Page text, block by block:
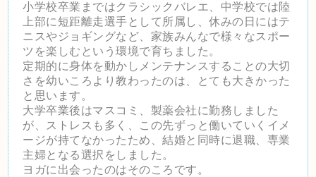
小学校卒業まではクラシックバレエ、 中学校では陸
上部に短距離走選手として所属し、休みの日にはテ
ニスやジョギングなど、 家族みんなで様々なスポー
ツを楽しむという環境で育ちました。
定期的に身体を動かしメンテナンスすることの大切
さを幼いころよ り教わったのは、とても大きかった
と思います。
大学卒業後はマスコミ、製薬会社に勤務しました
が、
ストレスも多く、
この先ずっと働いていくイメ
ージが持てなかったため、結婚と同時に退職、専業
主婦となる選択をしました。
ヨガに出会ったのはそのころです。